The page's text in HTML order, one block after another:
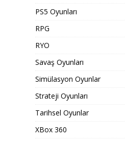
PS5 Oyunları
RPG
RYO
Savaş Oyunları
Simülasyon Oyunlar
Strateji Oyunları
Tarihsel Oyunlar
XBox 360